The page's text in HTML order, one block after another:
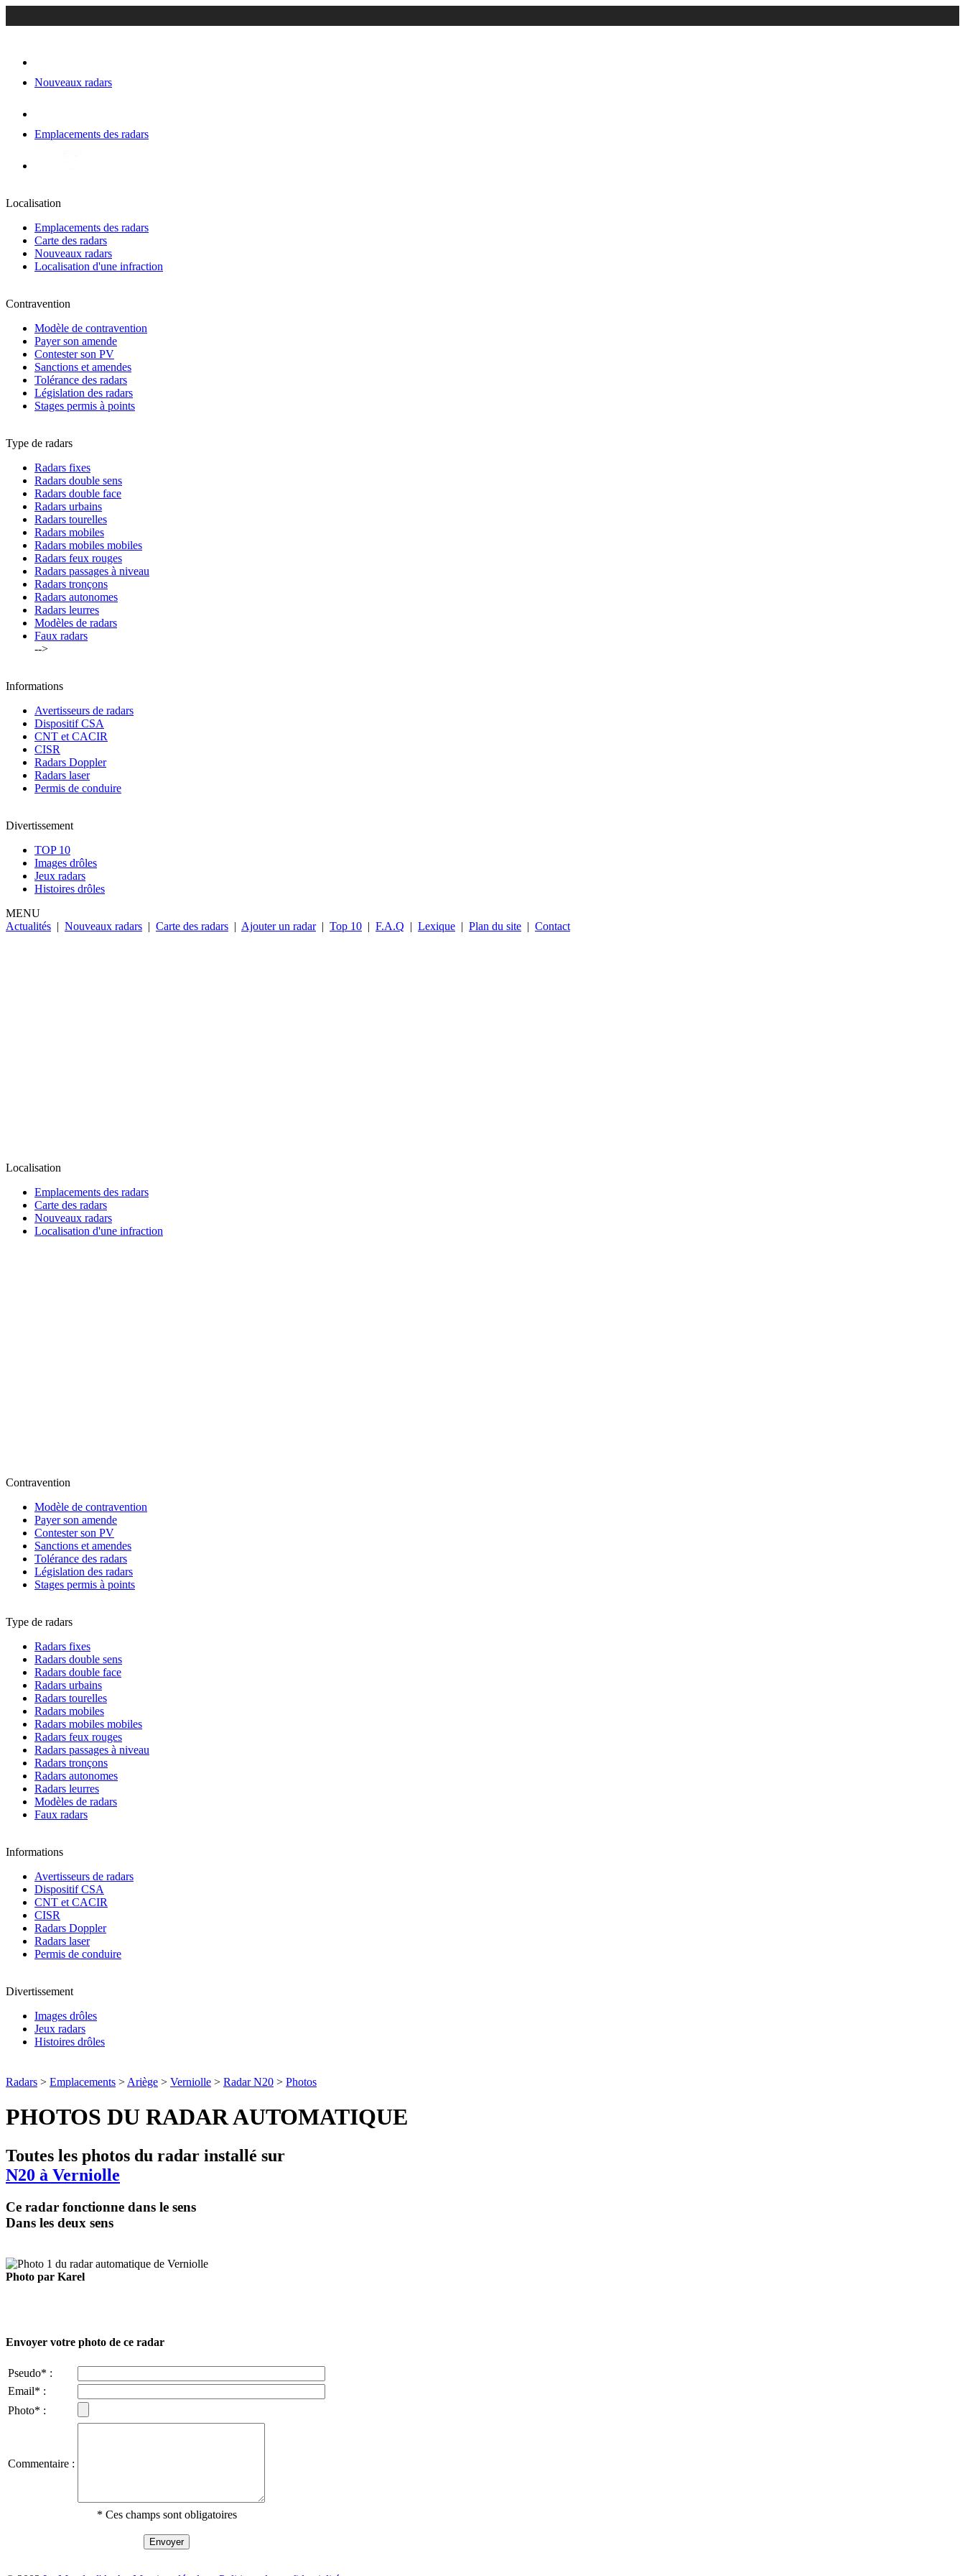
Nouveaux radars
Emplacements des radars
Localisation
Emplacements des radars
Carte des radars
Nouveaux radars
Localisation d'une infraction
Contravention
Modèle de contravention
Payer son amende
Contester son PV
Sanctions et amendes
Tolérance des radars
Législation des radars
Stages permis à points
Type de radars
Radars fixes
Radars double sens
Radars double face
Radars urbains
Radars tourelles
Radars mobiles
Radars mobiles mobiles
Radars feux rouges
Radars passages à niveau
Radars tronçons
Radars autonomes
Radars leurres
Modèles de radars
Faux radars
-->
Informations
Avertisseurs de radars
Dispositif CSA
CNT et CACIR
CISR
Radars Doppler
Radars laser
Permis de conduire
Divertissement
TOP 10
Images drôles
Jeux radars
Histoires drôles
MENU
Actualités | Nouveaux radars | Carte des radars | Ajouter un radar | Top 10 | F.A.Q | Lexique | Plan du site | Contact
Localisation
Emplacements des radars
Carte des radars
Nouveaux radars
Localisation d'une infraction
Contravention
Modèle de contravention
Payer son amende
Contester son PV
Sanctions et amendes
Tolérance des radars
Législation des radars
Stages permis à points
Type de radars
Radars fixes
Radars double sens
Radars double face
Radars urbains
Radars tourelles
Radars mobiles
Radars mobiles mobiles
Radars feux rouges
Radars passages à niveau
Radars tronçons
Radars autonomes
Radars leurres
Modèles de radars
Faux radars
Informations
Avertisseurs de radars
Dispositif CSA
CNT et CACIR
CISR
Radars Doppler
Radars laser
Permis de conduire
Divertissement
Images drôles
Jeux radars
Histoires drôles
Radars > Emplacements > Ariège > Verniolle > Radar N20 > Photos
PHOTOS DU RADAR AUTOMATIQUE
Toutes les photos du radar installé sur
N20 à Verniolle
Ce radar fonctionne dans le sens
Dans les deux sens
Photo par Karel
Envoyer votre photo de ce radar
Pseudo* :
Email* :
Photo* :
Commentaire :
* Ces champs sont obligatoires